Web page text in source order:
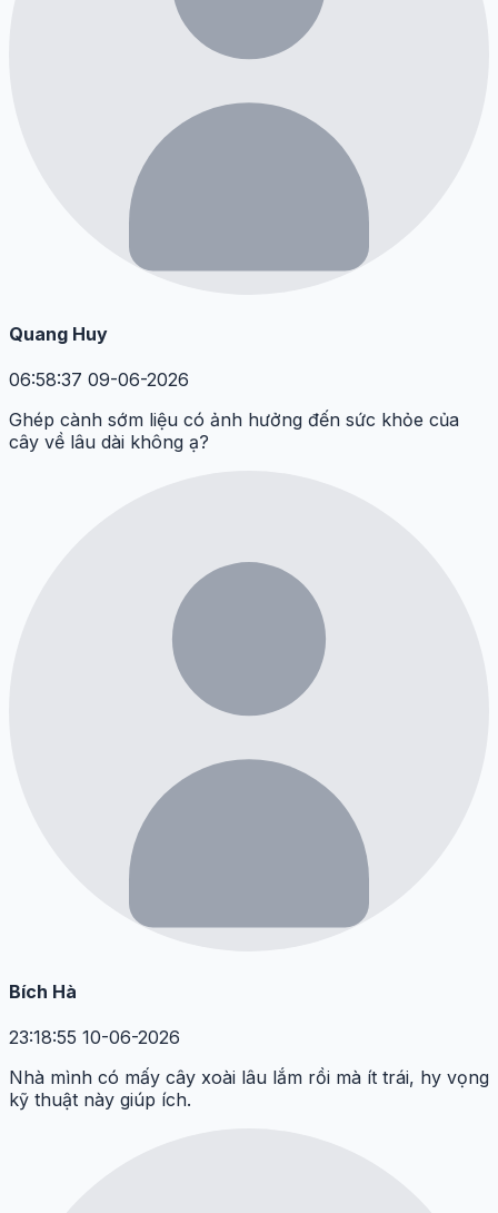
Quang Huy
06:58:37 09-06-2026
Ghép cành sớm liệu có ảnh hưởng đến sức khỏe của
cây về lâu dài không ạ?
Bích Hà
23:18:55 10-06-2026
Nhà mình có mấy cây xoài lâu lắm rồi mà ít trái, hy vọng
kỹ thuật này giúp ích.